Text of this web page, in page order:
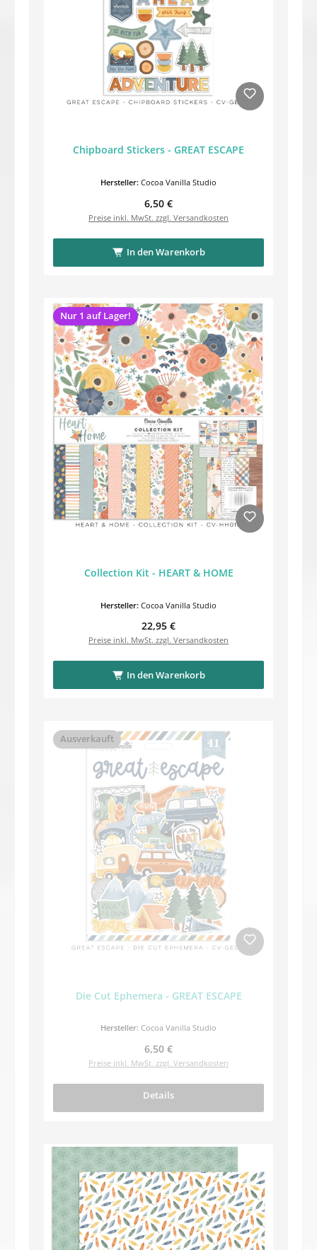
Chipboard Stickers - GREAT ESCAPE
Hersteller: Cocoa Vanilla Studio
Regulärer Preis:
6,50 €
Preise inkl. MwSt. zzgl. Versandkosten
In den Warenkorb
Nur 1 auf Lager!
Collection Kit - HEART & HOME
Hersteller: Cocoa Vanilla Studio
Regulärer Preis:
22,95 €
Preise inkl. MwSt. zzgl. Versandkosten
In den Warenkorb
Ausverkauft
Die Cut Ephemera - GREAT ESCAPE
Hersteller: Cocoa Vanilla Studio
Regulärer Preis:
6,50 €
Preise inkl. MwSt. zzgl. Versandkosten
Details